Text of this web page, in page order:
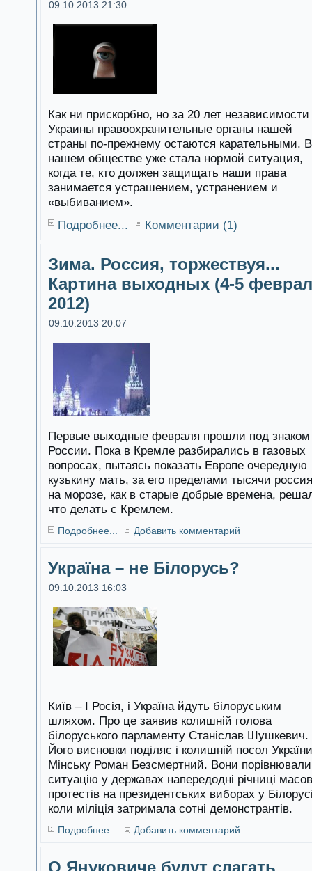
09.10.2013 21:30
Как ни прискорбно, но за 20 лет независимости
Украины правоохранительные органы нашей
страны по-прежнему остаются карательными. В
нашем обществе уже стала нормой ситуация,
когда те, кто должен защищать наши права
занимается устрашением, устранением и
«выбиванием».
Подробнее...
Комментарии (1)
Зима. Россия, торжествуя...
Картина выходных (4-5
2012)
09.10.2013 20:07
Первые выходные февраля прошли под знаком
России. Пока в Кремле разбирались в газовых
вопросах, пытаясь показать Европе очередную
кузькину мать, за его пределами тысячи
на морозе, как в старые добрые времена,
что делать с Кремлем.
Подробнее... Добавить комментарий
Україна – не Білорусь?
09.10.2013 16:03
Київ – І Росія, і Україна йдуть білоруським
шляхом. Про це заявив колишній голова
білоруського парламенту Станіслав Шушкевич.
Його висновки поділяє і колишній посол
Мінську Роман Безсмертний. Вони порівнювали
ситуацію у державах напередодні річниці
протестів на президентських виборах у
коли міліція затримала сотні демонстрантів.
Подробнее... Добавить комментарий
О Януковиче будут слагать